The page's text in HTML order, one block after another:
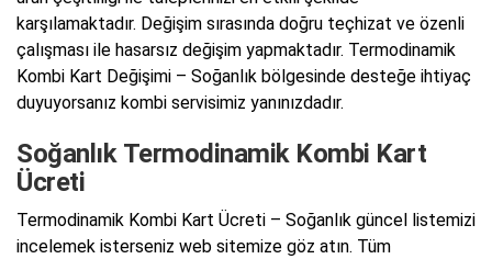
karşılamaktadır. Değişim sırasında doğru teçhizat ve özenli
çalışması ile hasarsız değişim yapmaktadır. Termodinamik
Kombi Kart Değişimi – Soğanlık bölgesinde desteğe ihtiyaç
duyuyorsanız kombi servisimiz yanınızdadır.
Soğanlık Termodinamik Kombi Kart
Ücreti
Termodinamik Kombi Kart Ücreti – Soğanlık güncel listemizi
incelemek isterseniz web sitemize göz atın. Tüm